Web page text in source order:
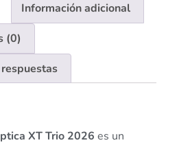
Información adicional
(0)
XT Trio 2026 es un